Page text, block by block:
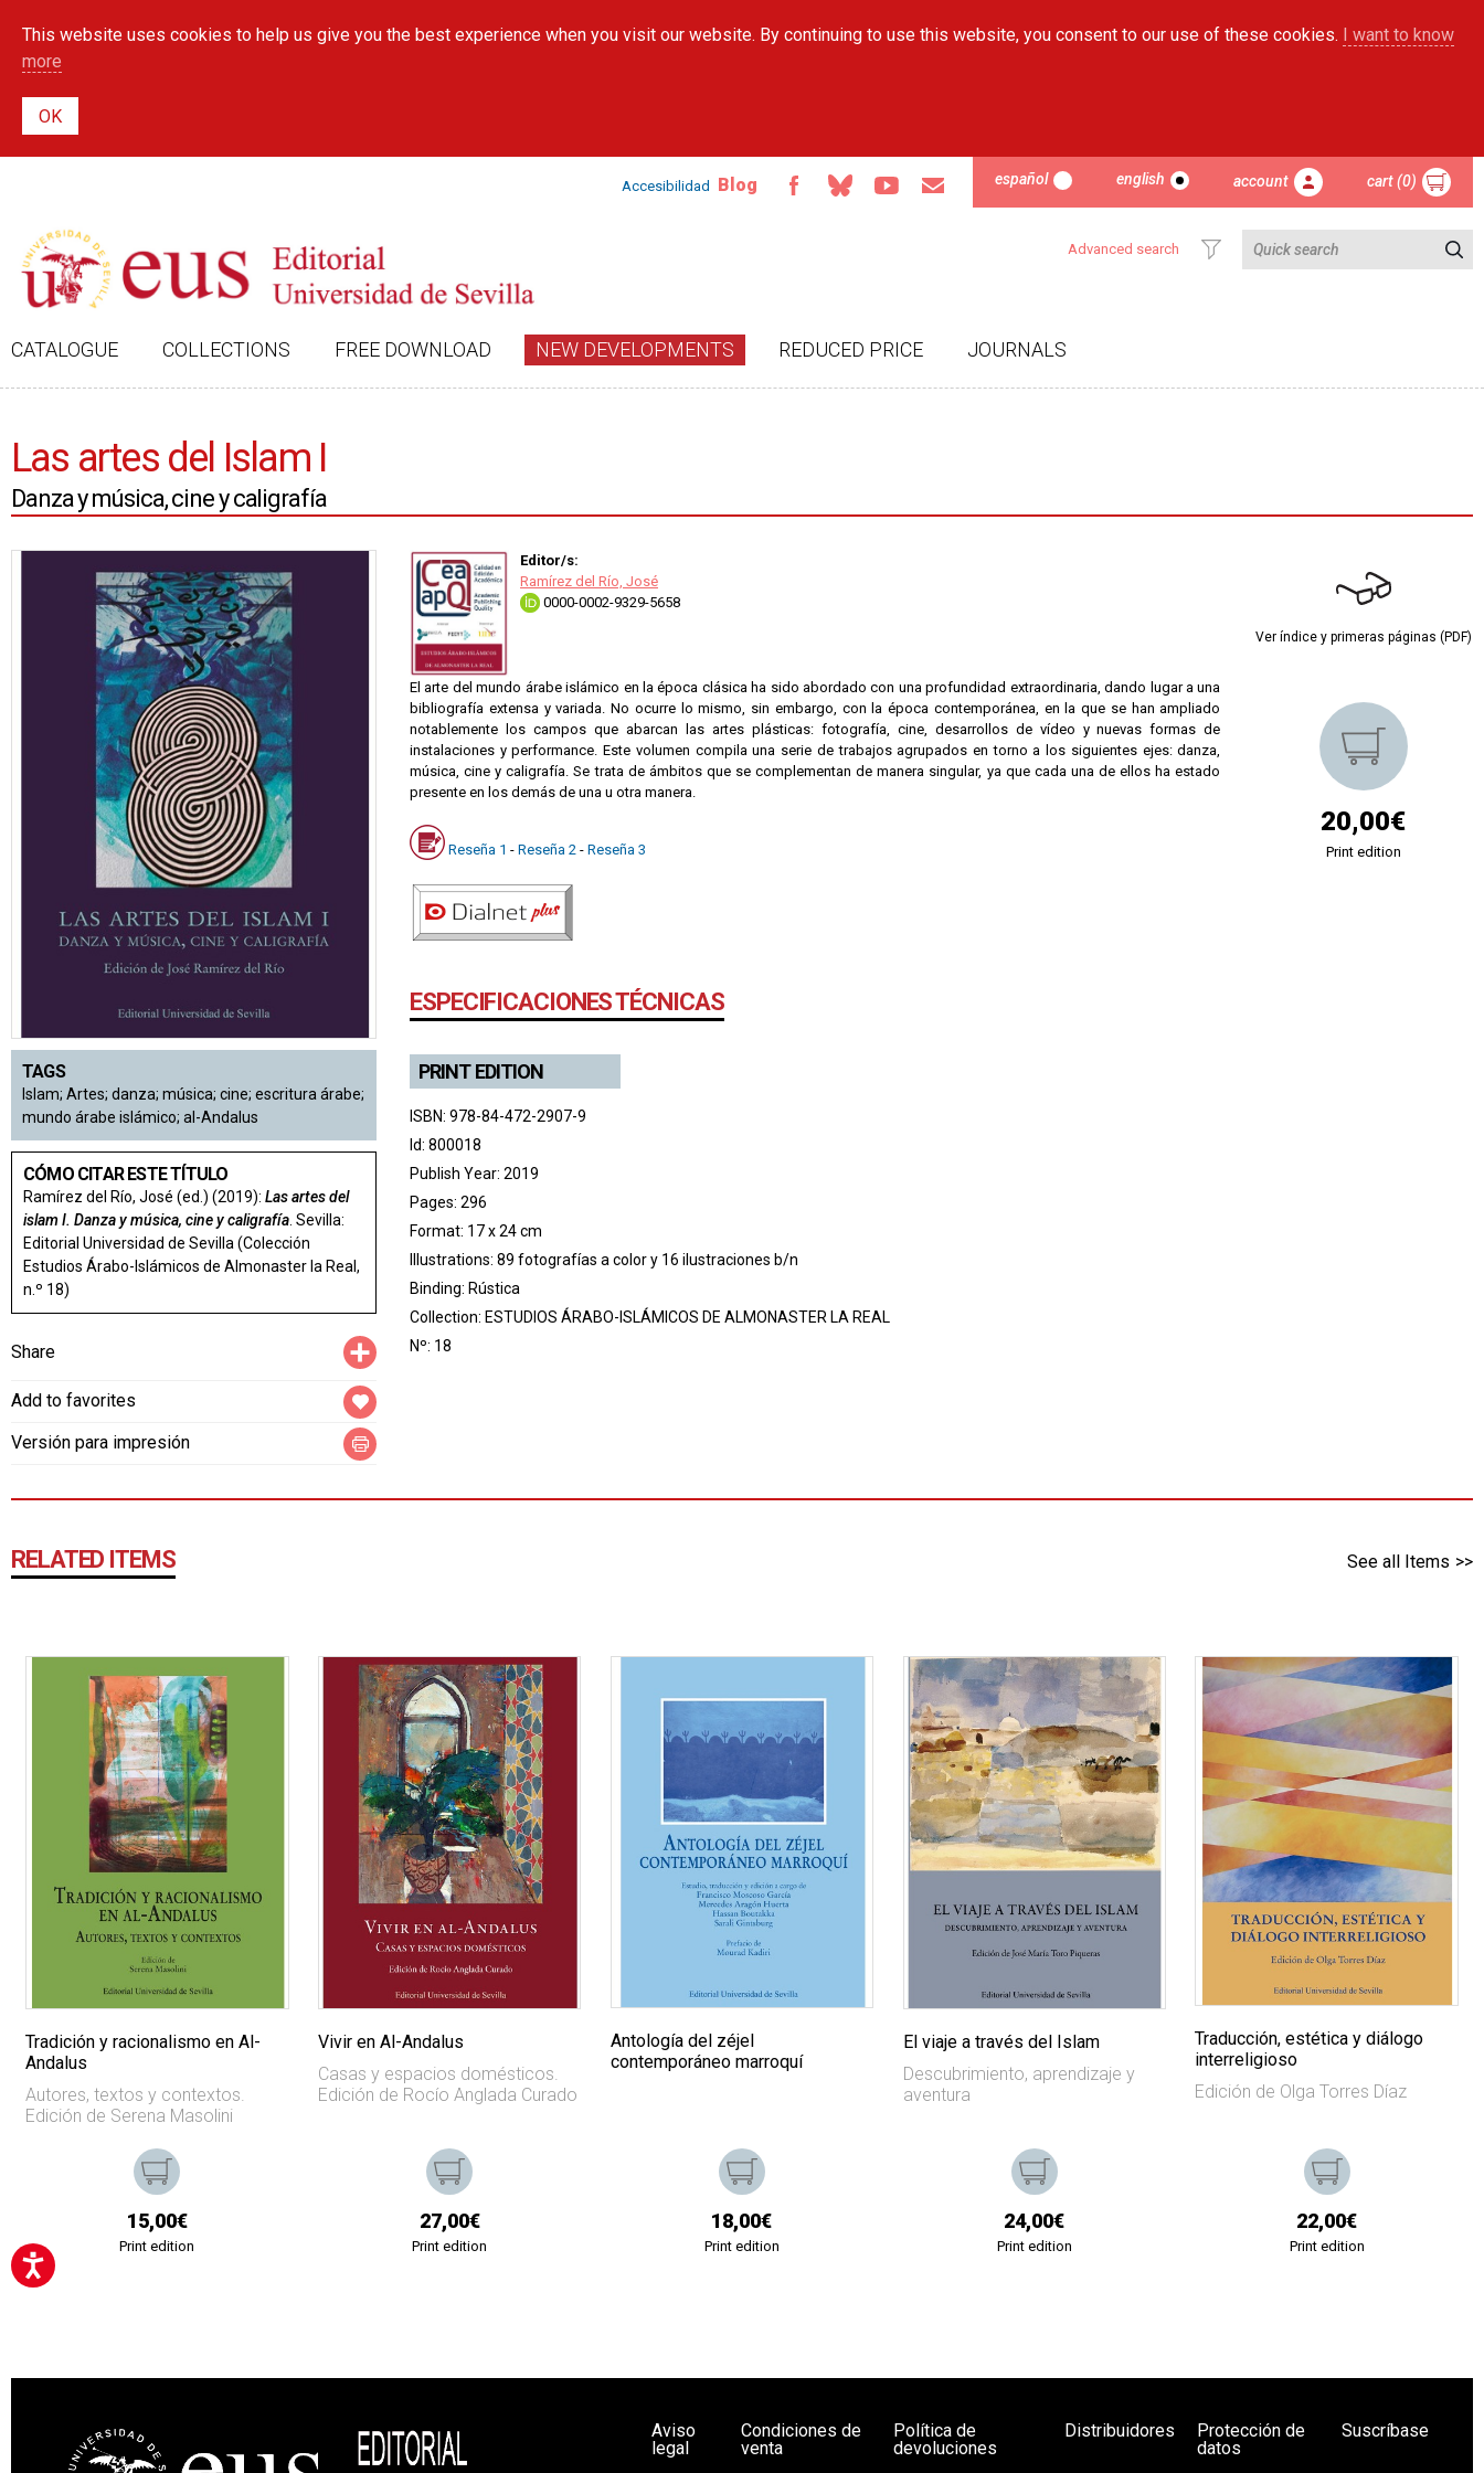
main
This website uses cookies to help us give you the best experience when you visit our website. By continuing to use this website, you consent to our use of these cookies. I want to know
more
Accesibilidad Blog español english account cart (0)
Advanced search
CATALOGUE COLLECTIONS FREE DOWNLOAD NEW DEVELOPMENTS REDUCED PRICE JOURNALS
Las artes del Islam I
Danza y música, cine y caligrafía
TAGS
Islam; Artes; danza; música; cine; escritura árabe;
mundo árabe islámico; al-Andalus
CÓMO CITAR ESTE TÍTULO
Ramírez del Río, José (ed.) (2019): Las artes del
islam I. Danza y música, cine y caligrafía. Sevilla:
Editorial Universidad de Sevilla (Colección
Estudios Árabo-Islámicos de Almonaster la Real,
n.º 18)
Share Compartir
Add to favorites
Versión para impresión
Editor/s:
Ramírez del Río, José
0000-0002-9329-5658
El arte del mundo árabe islámico en la época clásica ha sido abordado con una profundidad extraordinaria, dando lugar a una
bibliografía extensa y variada. No ocurre lo mismo, sin embargo, con la época contemporánea, en la que se han ampliado
notablemente los campos que abarcan las artes plásticas: fotografía, cine, desarrollos de vídeo y nuevas formas de
instalaciones y performance. Este volumen compila una serie de trabajos agrupados en torno a los siguientes ejes: danza,
música, cine y caligrafía. Se trata de ámbitos que se complementan de manera singular, ya que cada una de ellos ha estado
presente en los demás de una u otra manera.
Reseña 1 - Reseña 2 - Reseña 3
ESPECIFICACIONES TÉCNICAS
PRINT EDITION
ISBN: 978-84-472-2907-9
Id: 800018
Publish Year: 2019
Pages: 296
Format: 17 x 24 cm
Illustrations: 89 fotografías a color y 16 ilustraciones b/n
Binding: Rústica
Collection: ESTUDIOS ÁRABO-ISLÁMICOS DE ALMONASTER LA REAL
Nº: 18
Ver índice y primeras páginas (PDF)
20,00€
Print edition
RELATED ITEMS See all Items
Tradición y racionalismo en Al-
Andalus
Autores, textos y contextos.
Edición de Serena Masolini
15,00€
Print edition
Vivir en Al-Andalus
Casas y espacios domésticos.
Edición de Rocío Anglada Curado
27,00€
Print edition
Antología del zéjel
contemporáneo marroquí
18,00€
Print edition
El viaje a través del Islam
Descubrimiento, aprendizaje y
aventura
24,00€
Print edition
Traducción, estética y diálogo
interreligioso
Edición de Olga Torres Díaz
22,00€
Print edition
Aviso
legal
Condiciones de
venta
Política de
devoluciones
Distribuidores
Protección de
datos
Suscríbase